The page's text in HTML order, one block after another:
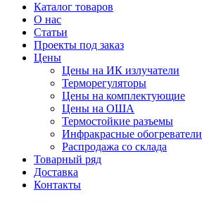
Каталог товаров
О нас
Статьи
Проекты под заказ
Цены
Цены на ИК излучатели
Терморегуляторы
Цены на комплектующие
Цены на ОША
Термостойкие разъемы
Инфракрасные обогреватели
Распродажа со склада
Товарный ряд
Доставка
Контакты